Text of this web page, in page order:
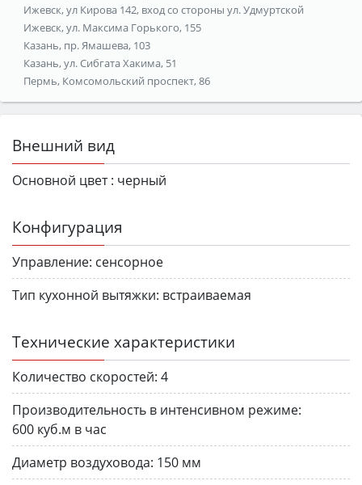
Ижевск, ул Кирова 142, вход со стороны ул. Удмуртской
Ижевск, ул. Максима Горького, 155
Казань, пр. Ямашева, 103
Казань, ул. Сибгата Хакима, 51
Пермь, Комсомольский проспект, 86
Внешний вид
Основной цвет : черный
Конфигурация
Управление: сенсорное
Тип кухонной вытяжки: встраиваемая
Технические характеристики
Количество скоростей: 4
Производительность в интенсивном режиме:
600 куб.м в час
Диаметр воздуховода: 150 мм